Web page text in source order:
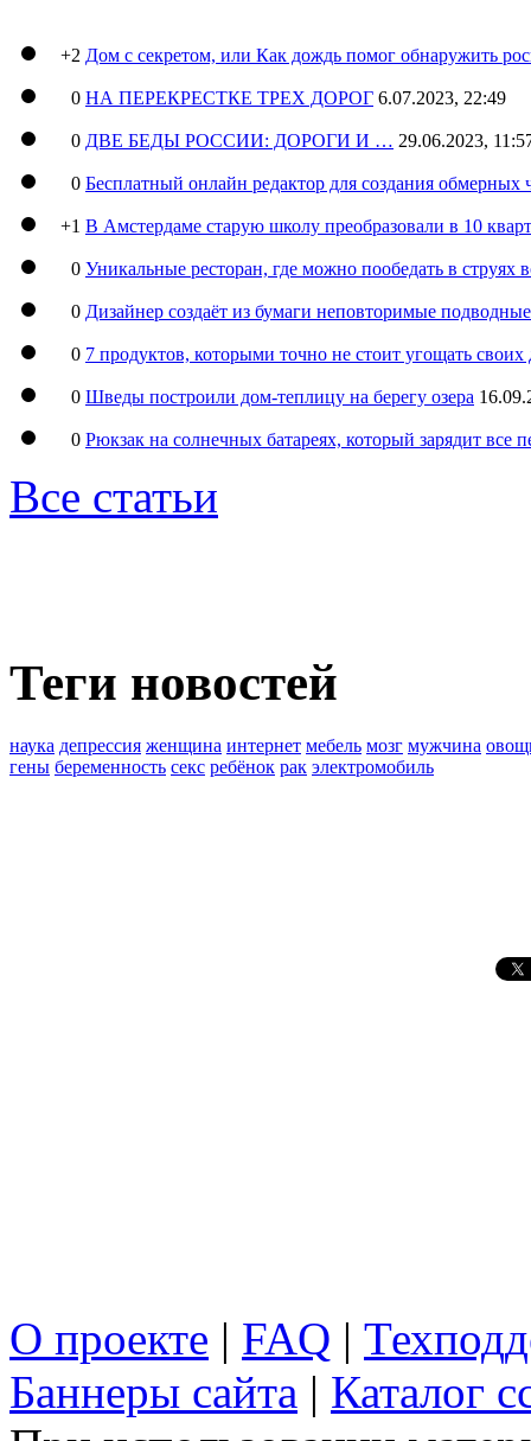
+2 Дом с секретом, или Как дождь помог обнаружить
0 НА ПЕРЕКРЕСТКЕ ТРЕХ ДОРОГ 6.07.2023, 22:49
0 ДВЕ БЕДЫ РОССИИ: ДОРОГИ И … 29.06.2023,
0 Бесплатный онлайн редактор для создания обмерных
+1 В Амстердаме старую школу преобразовали в 10
0 Уникальные ресторан, где можно пообедать в струях
0 Дизайнер создаёт из бумаги неповторимые
0 7 продуктов, которыми точно не стоит угощать
0 Шведы построили дом-теплицу на берегу озера
0 Рюкзак на солнечных батареях, который зарядит все
Все статьи
Теги новостей
наука депрессия женщина интернет мебель мозг мужчина
гены беременность секс ребёнок рак электромобиль
О проекте | FAQ |
Баннеры сайта | Каталог